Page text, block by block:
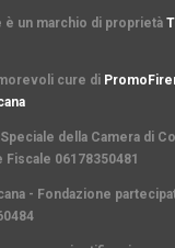
è un marchio di proprietà
cure di
della Camera di
Fiscale 06178350481
- Fondazione